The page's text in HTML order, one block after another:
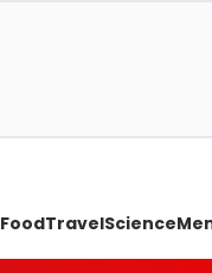
FoodTravelScience